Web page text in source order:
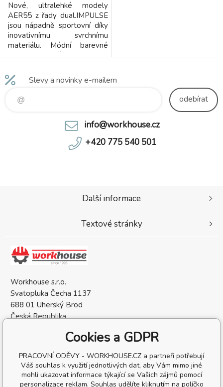
Nové, ultralehké modely
AER55 z řady dual.IMPULSE
jsou nápadně sportovní díky
inovativnímu svrchnímu
materiálu. Módní barevné
kombinace a nápis AER55 na
dalšími moderními
designovými prvky. Jako
obvykle přicházejí nové
modely také s duální
IMPULSE.FOAM s
návratností energie až 55 %
pro práci bez únavy a
Slevy a novinky e-mailem
odebírat
info@workhouse.cz
+420 775 540 501
Workhouse s.r.o.
Svatopluka Čecha 1137
688 01 Uherský Brod
Česká Republika
DIČ: CZ05568137
Další informace
Textové stránky
Cookies a GDPR
PRACOVNÍ ODĚVY - WORKHOUSE.CZ a partneři potřebují
Váš souhlas k využití jednotlivých dat, aby Vám mimo jiné
mohli ukazovat informace týkající se Vašich zájmů pomocí
personalizace reklam. Souhlas udělíte kliknutím na políčko